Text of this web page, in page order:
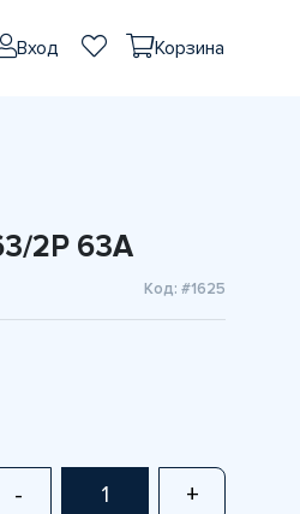
Вход Корзина
2P 63А
Код: #1625
- +